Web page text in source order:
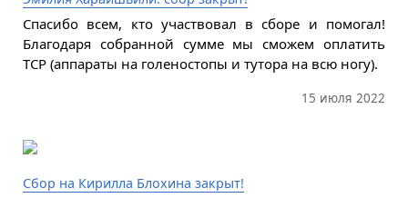
Спасибо всем, кто участвовал в сборе и помогал!
Благодаря собранной сумме мы сможем оплатить
ТСР (аппараты на голеностопы и тутора на всю ногу).
15 июля 2022
Сбор на Кирилла Блохина закрыт!